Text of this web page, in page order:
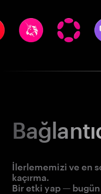
İlerlememizi ve en
kaçırma.
Bir etki yap —